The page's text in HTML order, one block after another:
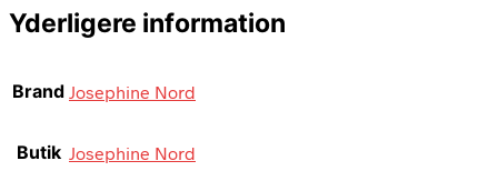
Yderligere information
Brand Josephine Nord
Butik Josephine Nord